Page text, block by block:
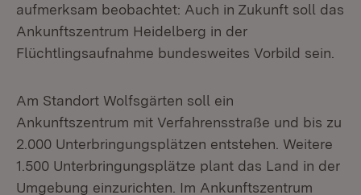
aufmerksam beobachtet: Auch in Zukunft soll das
Ankunftszentrum Heidelberg in der
Flüchtlingsaufnahme bundesweites Vorbild sein.
Am Standort Wolfsgärten soll ein
Ankunftszentrum mit Verfahrensstraße und bis zu
2.000 Unterbringungsplätzen entstehen. Weitere
1.500 Unterbringungsplätze plant das Land in der
Umgebung einzurichten. Im Ankunftszentrum